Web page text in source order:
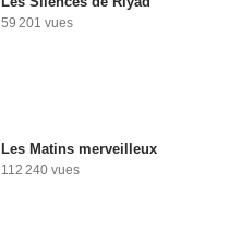
59 201 vues
Les Matins merveilleux
112 240 vues